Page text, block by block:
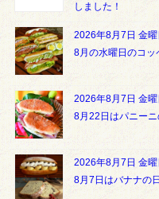
しました！
2026年8月7日 金曜
8月の水曜日のコッ
2026年8月7日 金曜
8月22日はパニーニ
2026年8月7日 金曜
8月7日はバナナの